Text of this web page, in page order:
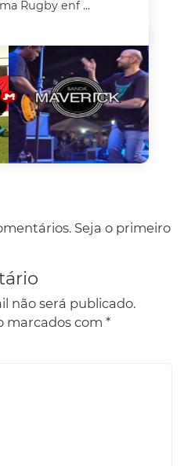
Rugby enf ...
Seja o primeiro
não será publicado.
marcados com *